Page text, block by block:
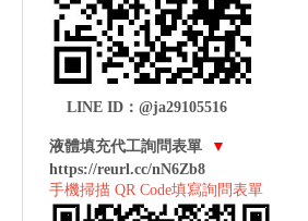
LINE ID：@ja29105516
液體填充代工詢問表單
▼
https://reurl.cc/nN6Zb8
手機掃描 QR Code填寫詢問表單